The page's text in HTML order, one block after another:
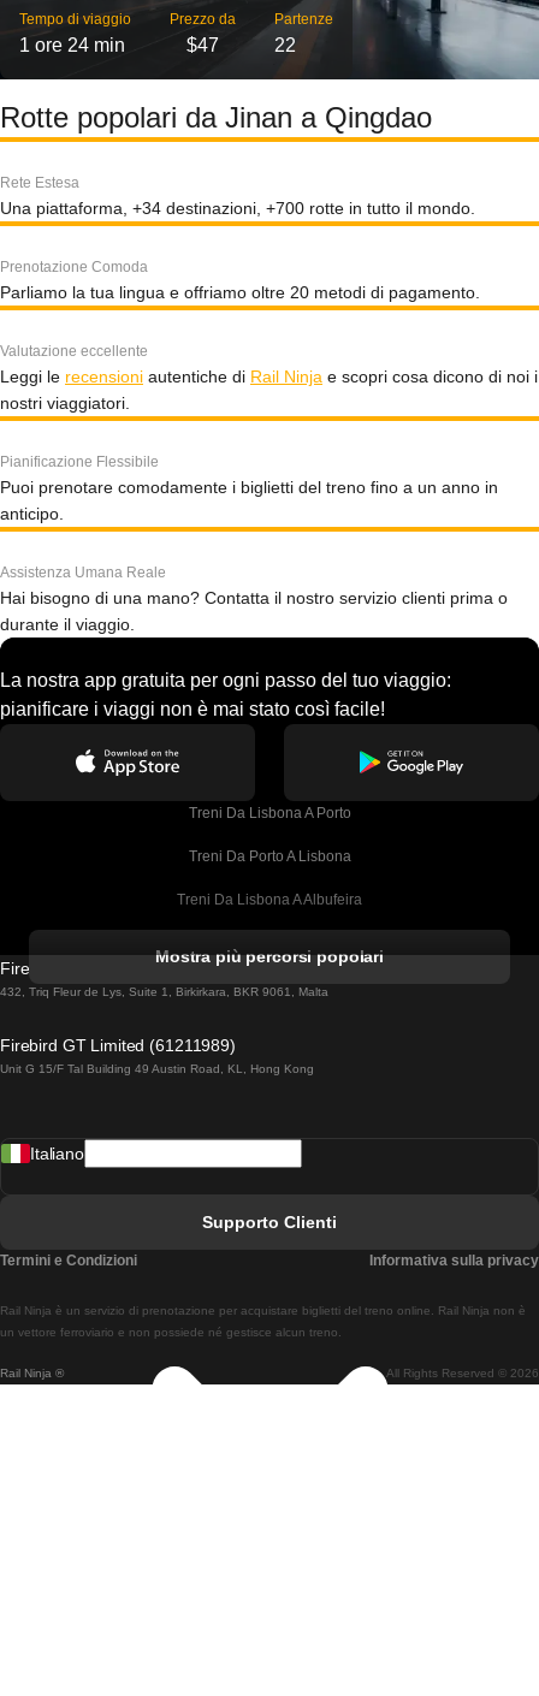
Tempo di viaggio
1 ore 24 min
Prezzo da
$47
Partenze
22
Rotte popolari da Jinan a Qingdao
Rete Estesa
Una piattaforma, +34 destinazioni, +700 rotte in tutto il mondo.
Prenotazione Comoda
Parliamo la tua lingua e offriamo oltre 20 metodi di pagamento.
Valutazione eccellente
Leggi le recensioni autentiche di Rail Ninja e scopri cosa dicono di noi i
nostri viaggiatori.
Pianificazione Flessibile
Puoi prenotare comodamente i biglietti del treno fino a un anno in
anticipo.
Assistenza Umana Reale
Hai bisogno di una mano? Contatta il nostro servizio clienti prima o
durante il viaggio.
La nostra app gratuita per ogni passo del tuo viaggio:
pianificare i viaggi non è mai stato così facile!
Treni Da Lisbona A Porto
Treni Da Porto A Lisbona
Treni Da Lisbona A Albufeira
Treni Da Lisbona A Lagos
Treni Da Lisbona A Madrid
Treni Da Lisbon A Braga
Treni Da Braga A Lisbona
Mostra più percorsi popolari
Firebird GT Limited (OC 1451)
432, Triq Fleur de Lys, Suite 1, Birkirkara, BKR 9061, Malta
Firebird GT Limited (61211989)
Unit G 15/F Tal Building 49 Austin Road, KL, Hong Kong
Rail Ninja ® All Rights Reserved © 2026
Rail Ninja è un servizio di prenotazione per acquistare biglietti del treno online. Rail Ninja non è
un vettore ferroviario e non possiede né gestisce alcun treno.
Italiano
Supporto Clienti
Termini e Condizioni Informativa sulla privacy